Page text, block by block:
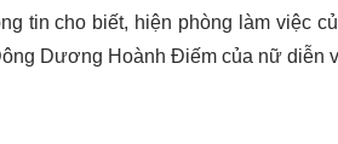
tin cho biết, hiện phòng làm việc
Dương Hoành Điếm của nữ diễn